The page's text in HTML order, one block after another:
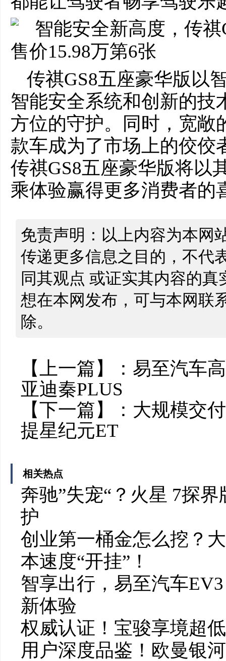
传祺GS8五座豪华版以
智能安全系统和创新的技
方位的守护。同时，宽敞
款车成为了市场上的佼佼
传祺GS8五座豪华版将以
乘体验赢得更多消费者的
免责声明：以上内容为本网
传递更多信息之目的，不代
同其观点 或证实其内容的
想在本网发布，可与本网联
除。
【上一篇】： 易至汽车
亚迪秦PLUS
【下一篇】： 大规模交
提星纪元ET
相关热点
奔驰”失宠“？火星 7探
护
创业第一桶金怎么挖？
本速度“开挂”！
智享出行，易至汽车
新体验
权威认证！宝骏享境超
用户深度品鉴！欧曼银